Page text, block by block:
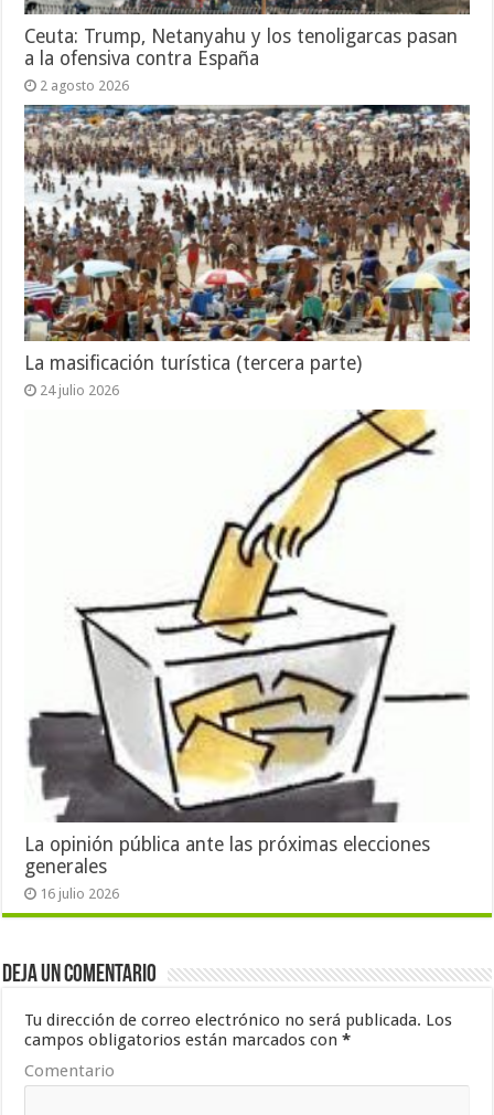
Ceuta: Trump, Netanyahu y los tenoligarcas pasan
a la ofensiva contra España
2 agosto 2026
La masificación turística (tercera parte)
24 julio 2026
La opinión pública ante las próximas elecciones
generales
16 julio 2026
Deja un comentario
Tu dirección de correo electrónico no será publicada. Los
campos obligatorios están marcados con*
Comentario